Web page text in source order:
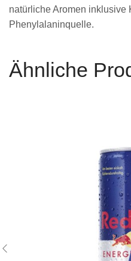
natürliche Aromen inklusive
Phenylalaninquelle.
Ähnliche